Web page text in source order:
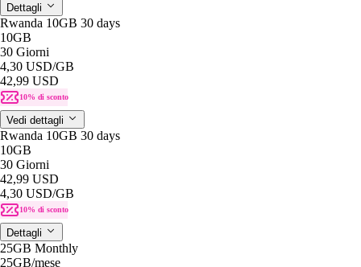
Dettagli
Rwanda 10GB 30 days
10GB
30 Giorni
4,30 USD/GB
42,99 USD
10% di sconto
Vedi dettagli
Rwanda 10GB 30 days
10GB
30 Giorni
42,99 USD
4,30 USD/GB
10% di sconto
Dettagli
25GB Monthly
25GB/mese